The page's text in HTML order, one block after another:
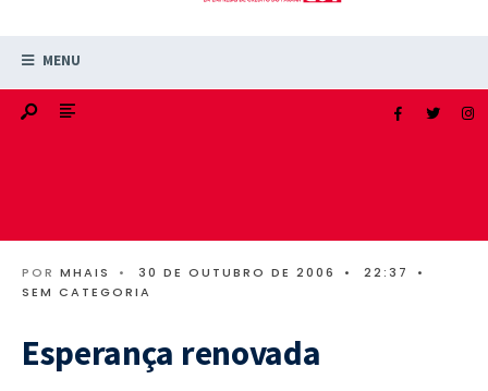
MENU
POR MHAIS • 30 DE OUTUBRO DE 2006 • 22:37
•
SEM CATEGORIA
Esperança renovada